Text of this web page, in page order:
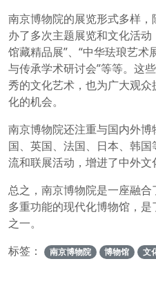
南京博物院的展览形式多样
办了多次主题展览和文化活
馆藏精品展”、“中华珐琅艺术
与传承学术研讨会”等等。这
秀的文化艺术，也为广大观
化的机会。
南京博物院还注重与国内外
国、英国、法国、日本、韩
流和联展活动，增进了中外文
总之，南京博物院是一座融
多重功能的现代化博物馆，
之一。
标签：
南京博物院 博物馆 文